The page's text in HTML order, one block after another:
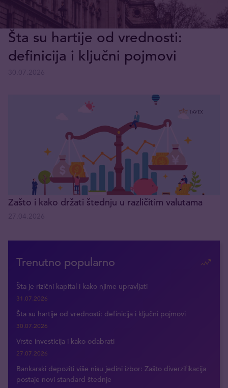
Šta su hartije od vrednosti:
definicija i ključni pojmovi
Zašto i kako držati štednju u različitim valutama
Trenutno popularno
Šta je rizični kapital i kako njime upravljati
31.07.2026
Šta su hartije od vrednosti: definicija i ključni pojmovi
30.07.2026
Vrste investicija i kako odabrati
27.07.2026
Bankarski depoziti više nisu jedini izbor: Zašto diverzifikacija
postaje novi standard štednje